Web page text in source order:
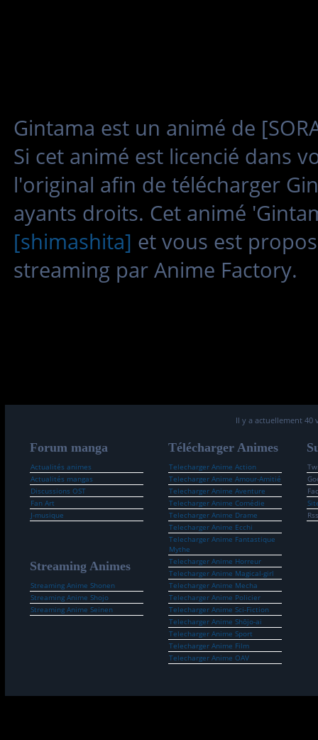
Gintama est un animé de
Si cet animé est licencié dans
l'original afin de télécharger
ayants droits. Cet animé
[shimashita] et vous est
streaming par Anime Factory.
Il y a actuellement 40
Forum manga
Actualités animes
Actualités mangas
Discussions OST
Fan Art
J-musique
Streaming Animes
Streaming Anime Shonen
Streaming Anime Shojo
Streaming Anime Seinen
Télécharger Animes
Telecharger Anime Action
Telecharger Anime Amour-Amitié
Telecharger Anime Aventure
Telecharger Anime Comédie
Telecharger Anime Drame
Telecharger Anime Ecchi
Telecharger Anime Fantastique
Mythe
Telecharger Anime Horreur
Telecharger Anime Magical-girl
Telecharger Anime Mecha
Telecharger Anime Policier
Telecharger Anime Sci-Fiction
Telecharger Anime Shōjo-ai
Telecharger Anime Sport
Telecharger Anime Film
Telecharger Anime OAV
Rss